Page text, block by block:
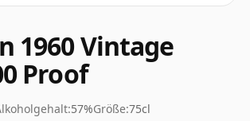
1960 Vintage
Proof
57%Größe:75cl